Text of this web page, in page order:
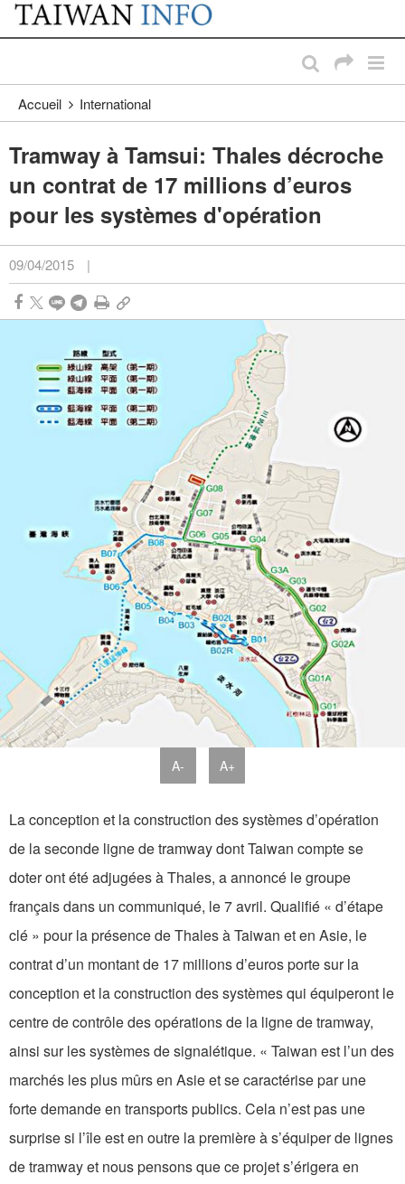
Passer au contenu principal
:::
Accueil International
Tramway à Tamsui: Thales décroche
un contrat de 17 millions d’euros
pour les systèmes d'opération
09/04/2015 |
A- A+
La conception et la construction des systèmes d’opération
de la seconde ligne de tramway dont Taiwan compte se
doter ont été adjugées à Thales, a annoncé le groupe
français dans un communiqué, le 7 avril. Qualifié « d’étape
clé » pour la présence de Thales à Taiwan et en Asie, le
contrat d’un montant de 17 millions d’euros porte sur la
conception et la construction des systèmes qui équiperont le
centre de contrôle des opérations de la ligne de tramway,
ainsi sur les systèmes de signalétique. « Taiwan est l’un des
marchés les plus mûrs en Asie et se caractérise par une
forte demande en transports publics. Cela n’est pas une
surprise si l’île est en outre la première à s’équiper de lignes
de tramway et nous pensons que ce projet s’érigera en